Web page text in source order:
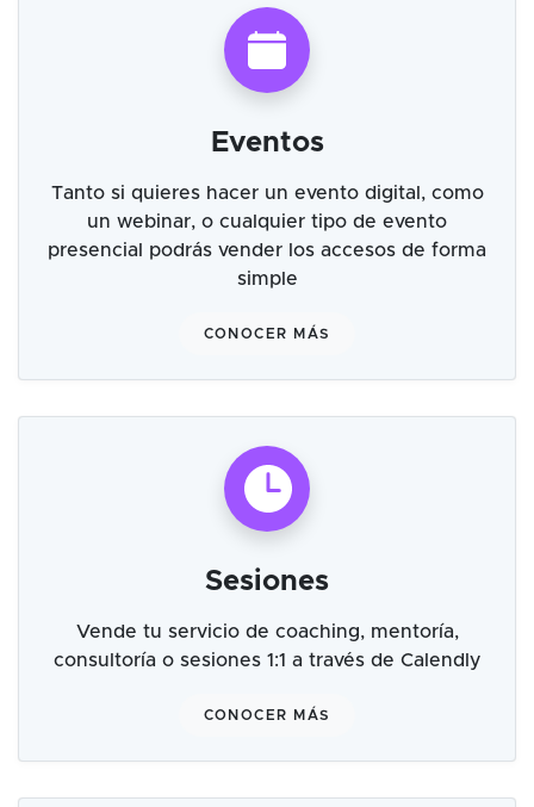
Eventos
Tanto si quieres hacer un evento digital, como
un webinar, o cualquier tipo de evento
presencial podrás vender los accesos de forma
simple
CONOCER MÁS
Sesiones
Vende tu servicio de coaching, mentoría,
consultoría o sesiones 1:1 a través de Calendly
CONOCER MÁS